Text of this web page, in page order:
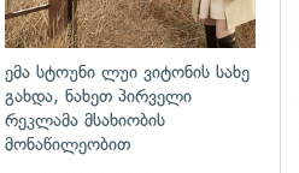
ემა სტოუნი ლუი ვიტონის სახე
გახდა, ნახეთ პირველი
რეკლამა მსახიობის
მონაწილეობით